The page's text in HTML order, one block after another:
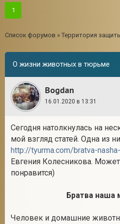
1
Список форумов » Территория
О жизни животных в тюрьме
Bogdan
16.01.2020 в 13:31
Сегодня натолкнулась на
мой взгляд статей. Одна из
http://tyurma.com/bratva-
Евгения Колесникова.
понравится)
Братва наша
Человек и домашние